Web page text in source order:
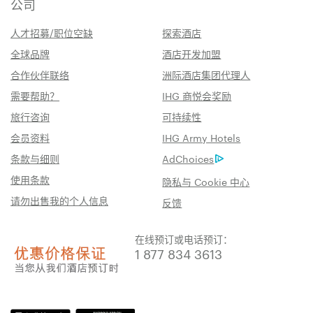
公司
人才招募/职位空缺
探索酒店
全球品牌
酒店开发加盟
合作伙伴联络
洲际酒店集团代理人
需要帮助？
IHG 商悦会奖励
旅行咨询
可持续性
会员资料
IHG Army Hotels
条款与细则
AdChoices
使用条款
隐私与 Cookie 中心
请勿出售我的个人信息
反馈
在线预订或电话预订：
1 877 834 3613